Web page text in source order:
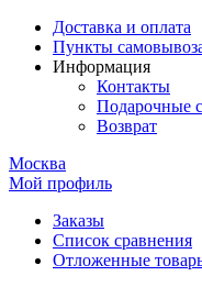
Доставка и оплата
Пункты
Информация
Контакты
Подарочные
Возврат
Москва
Мой профиль
Заказы
Список сравнения
Отложенные